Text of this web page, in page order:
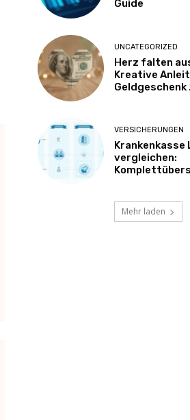
Guide
UNCATEGORIZED
Herz falten
Kreative
Geldgeschenk
VERSICHERUNGEN
Krankenkasse
vergleichen:
Mehr laden